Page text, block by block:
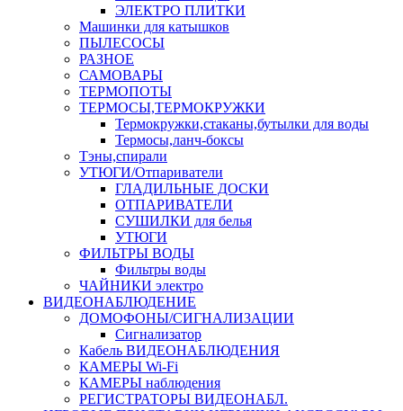
ЭЛЕКТРО ПЛИТКИ
Машинки для катышков
ПЫЛЕСОСЫ
РАЗНОЕ
САМОВАРЫ
ТЕРМОПОТЫ
ТЕРМОСЫ,ТЕРМОКРУЖКИ
Термокружки,стаканы,бутылки для воды
Термосы,ланч-боксы
Тэны,спирали
УТЮГИ/Отпариватели
ГЛАДИЛЬНЫЕ ДОСКИ
ОТПАРИВАТЕЛИ
СУШИЛКИ для белья
УТЮГИ
ФИЛЬТРЫ ВОДЫ
Фильтры воды
ЧАЙНИКИ электро
ВИДЕОНАБЛЮДЕНИЕ
ДОМОФОНЫ/СИГНАЛИЗАЦИИ
Сигнализатор
Кабель ВИДЕОНАБЛЮДЕНИЯ
КАМЕРЫ Wi-Fi
КАМЕРЫ наблюдения
РЕГИСТРАТОРЫ ВИДЕОНАБЛ.